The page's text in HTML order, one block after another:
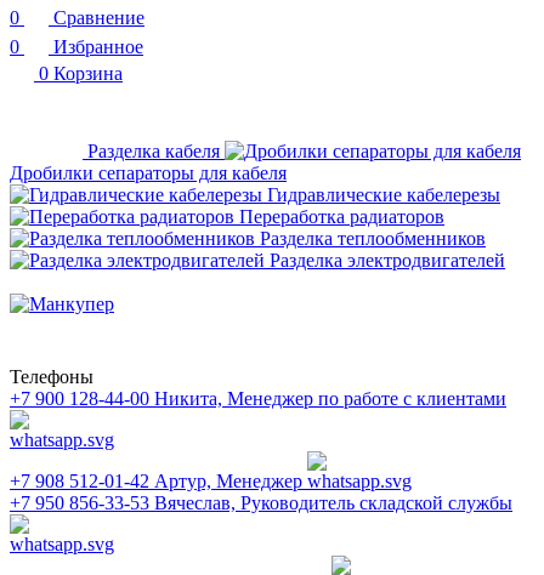
0
Сравнение
0
Избранное
0 Корзина
Разделка кабеля
Дробилки сепараторы для кабеля
Гидравлические кабелерезы
Переработка радиаторов
Разделка теплообменников
Разделка электродвигателей
Телефоны
+7 900 128-44-00 Никита, Менеджер по работе с клиентами
+7 908 512-01-42 Артур, Менеджер
+7 950 856-33-53 Вячеслав, Руководитель складской службы